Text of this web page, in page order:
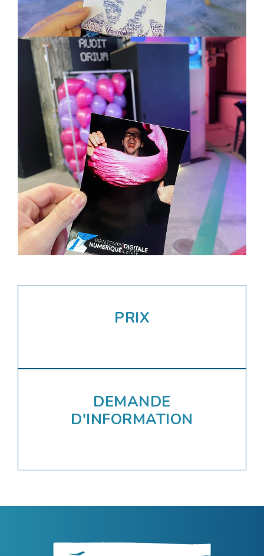
PRIX
DEMANDE
D'INFORMATION